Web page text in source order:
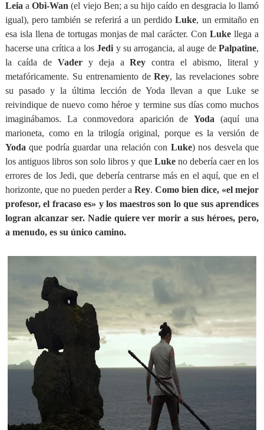
LeiaaObi-Wan (el viejo Ben; a su hijo caído en desgracia lo llamó
igual), pero también se referirá a un perdidoLuke, un ermitaño en
esa isla llena de tortugas monjas de mal carácter. ConLukellega a
hacerse una crítica a losJedi y su arrogancia, al auge dePalpatine,
la caída de Vader y deja aReycontra el abismo, literal y
metafóricamente. Su entrenamiento deRey, las revelaciones sobre
su pasado y la última lección de Yoda llevan a que Luke se
reivindique de nuevo como héroe y termine sus días como muchos
imaginábamos. La conmovedora aparición deYoda(aquí una
marioneta, como en la trilogía original, porque es la versión de
Yodaque podría guardar una relación con Luke) nos desvela que
los antiguos libros son solo libros y que Luke no debería caer en los
errores de los Jedi, que debería centrarse más en el aquí, que en el
horizonte, que no pueden perder a Rey.Como bien dice, «el mejor
profesor, el fracaso es» y los maestros son lo que sus aprendices
logran alcanzar ser. Nadie quiere ver morir a sus héroes, pero,
a menudo, es su único camino.